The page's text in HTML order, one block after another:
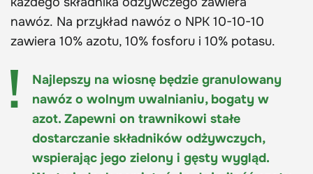
nawóz. Na przykład nawóz o NPK 10-10-10
zawiera 10% azotu, 10% fosforu i 10% potasu.
Najlepszy na wiosnę będzie granulowany
nawóz o wolnym uwalnianiu, bogaty w
azot. Zapewni on trawnikowi stałe
dostarczanie składników odżywczych,
wspierając jego zielony i gęsty wygląd.